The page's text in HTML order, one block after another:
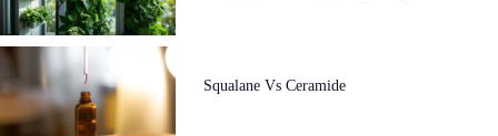
Squalane Vs Ceramide